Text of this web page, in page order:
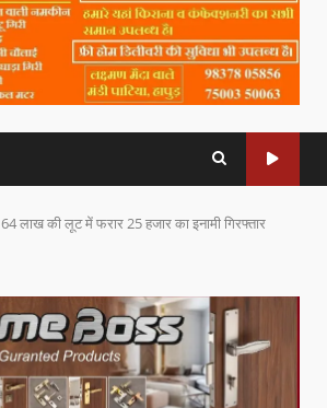
64 लाख की लूट में फरार 25 हजार का इनामी गिरफ्तार